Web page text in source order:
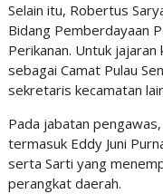
Selain itu, Robertus
Bidang Pemberdayaan
Perikanan. Untuk
sebagai Camat Pulau
sekretaris kecamatan
Pada jabatan
termasuk Eddy Juni
serta Sarti yang
perangkat daerah.